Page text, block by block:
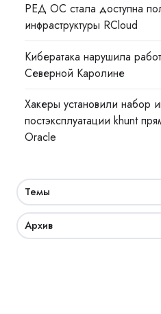
РЕД ОС стала доступна
инфраструктуры RCloud
Кибератака нарушила
Северной Каролине
Хакеры установили набор
постэксплуатации khunt
Oracle
Темы
Архив